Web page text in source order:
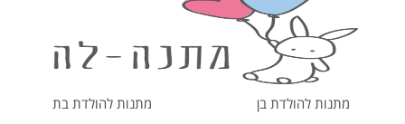
מתנות להולדת בן
מתנות להולדת בת